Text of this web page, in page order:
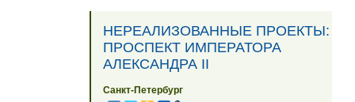
НЕРЕАЛИЗОВАННЫЕ ПРОЕКТЫ:
ПРОСПЕКТ ИМПЕРАТОРА
АЛЕКСАНДРА II
Санкт-Петербург